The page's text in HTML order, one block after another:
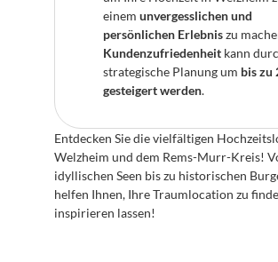
einem unvergesslichen und
persönlichen Erlebnis
Kundenzufriedenheit kann
strategische Planung um bis zu
gesteigert werden.
Entdecken Sie die vielfältigen
Welzheim und dem Rems-Murr-Kreis!
idyllischen Seen bis zu historischen
helfen Ihnen, Ihre Traumlocation zu
inspirieren lassen!